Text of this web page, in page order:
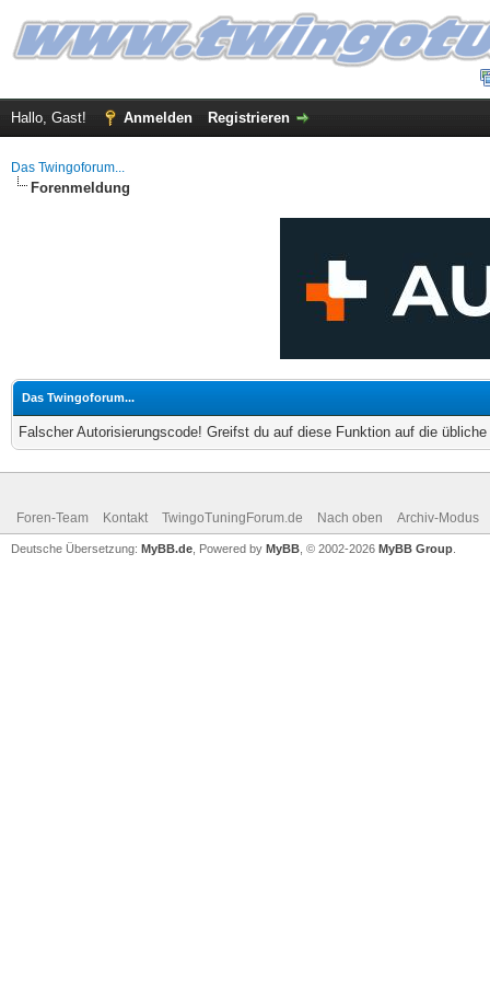
Hallo, Gast! Anmelden Registrieren
Das Twingoforum...
Forenmeldung
Das Twingoforum...
Falscher Autorisierungscode! Greifst du auf diese Funktion auf die
Foren-Team Kontakt TwingoTuningForum.de Nach oben Archiv-Modus
Deutsche Übersetzung: MyBB.de , Powered by MyBB , © 2002-2026 MyBB Group